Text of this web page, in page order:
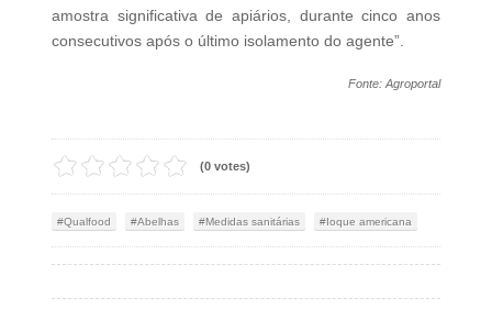
amostra significativa de apiários, durante cinco anos
consecutivos após o último isolamento do agente”.
Fonte: Agroportal
(0 votes)
Qualfood Abelhas Medidas sanitárias Ioque americana